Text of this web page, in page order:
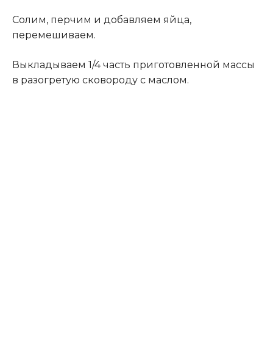
Солим, перчим и добавляем яйца,
перемешиваем.
Выкладываем 1/4 часть приготовленной массы
в разогретую сковороду с маслом.